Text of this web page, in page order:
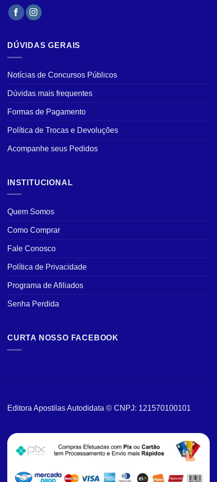
DÚVIDAS GERAIS
Notícias de Concursos Públicos
Dúvidas mais frequentes
Formas de Pagamento
Política de Trocas e Devoluções
Acompanhe seus Pedidos
INSTITUCIONAL
Quem Somos
Como Comprar
Fale Conosco
Política de Privacidade
Programa de Afiliados
Senha Perdida
CURTA NOSSO FACEBOOK
Editora Apostilas Autodidata © CNPJ: 121570100101